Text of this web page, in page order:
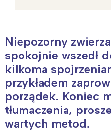
Niepozorny
spokojnie wszedł
kilkoma
przykładem
porządek. Koniec
tłumaczenia,
wartych metod.